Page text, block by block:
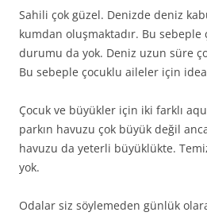
Sahili çok güzel. Denizde deniz
kumdan oluşmaktadır. Bu sebeple
durumu da yok. Deniz uzun süre
Bu sebeple çocuklu aileler için
Çocuk ve büyükler için iki farklı
parkın havuzu çok büyük değil
havuzu da yeterli büyüklükte.
yok.
Odalar siz söylemeden günlük